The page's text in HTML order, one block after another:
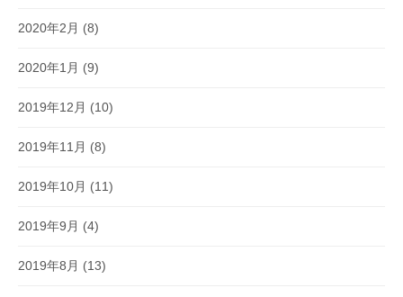
2020年2月 (8)
2020年1月 (9)
2019年12月 (10)
2019年11月 (8)
2019年10月 (11)
2019年9月 (4)
2019年8月 (13)